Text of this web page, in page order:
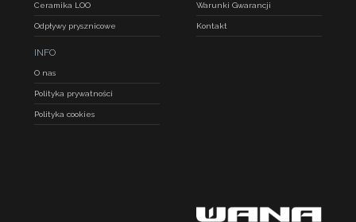
Ceramika LOO
Odpływy prysznicowe
Warunki Gwarancji
Kontakt
INFO
O nas
Polityka prywatności
Polityka cookies